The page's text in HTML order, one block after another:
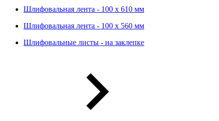
Шлифовальная лента - 100 х 610 мм
Шлифовальная лента - 100 х 560 мм
Шлифовальные листы - на заклепке